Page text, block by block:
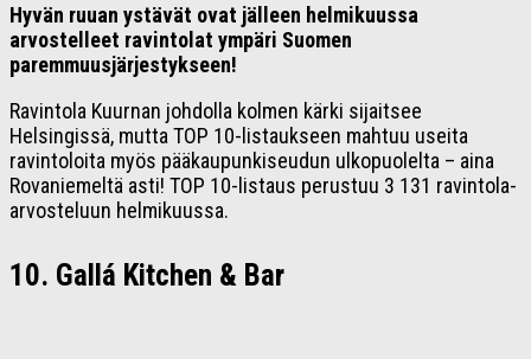
Hyvän ruuan ystävät ovat jälleen helmikuussa
arvostelleet ravintolat ympäri Suomen
paremmuusjärjestykseen!
Ravintola Kuurnan johdolla kolmen kärki sijaitsee
Helsingissä, mutta TOP 10-listaukseen mahtuu useita
ravintoloita myös pääkaupunkiseudun ulkopuolelta – aina
Rovaniemeltä asti! TOP 10-listaus perustuu 3 131 ravintola-
arvosteluun helmikuussa.
10. Gallá Kitchen & Bar